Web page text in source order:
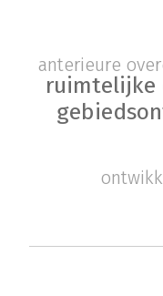
ruimtelijke
anterieure